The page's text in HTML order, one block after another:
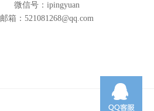
微信号： ipingyuan
邮箱： 521081268@qq.com